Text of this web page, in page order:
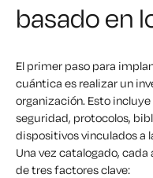
basado en
El primer paso para
cuántica es realizar un
organización. Esto
seguridad, protocolos,
dispositivos vinculados a
Una vez catalogado,
de tres factores clave: